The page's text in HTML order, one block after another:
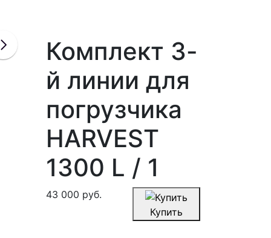
Комплект 3-
й линии для
погрузчика
HARVEST
1300 L / 1
43 000 руб.
Купить